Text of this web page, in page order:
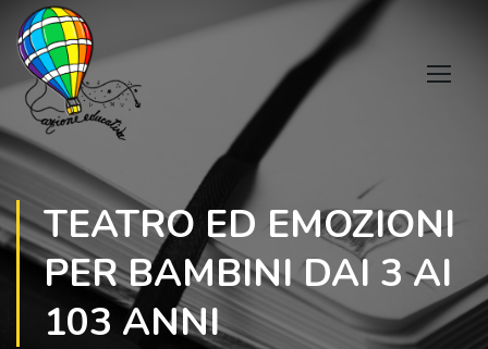
TEATRO ED EMOZIONI
PER BAMBINI DAI 3 AI
103 ANNI